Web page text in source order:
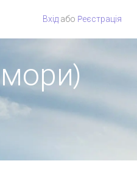
Вхід або Pеєстрація